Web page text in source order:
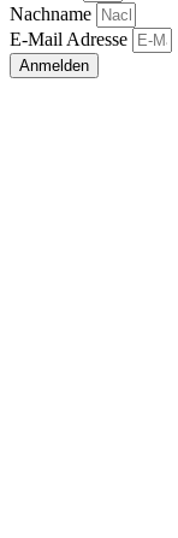
Nachname
E-Mail Adresse
Anmelden